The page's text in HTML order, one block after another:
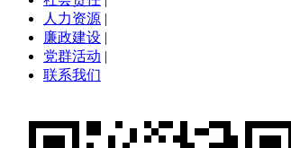
人力资源 |
廉政建设 |
党群活动 |
联系我们